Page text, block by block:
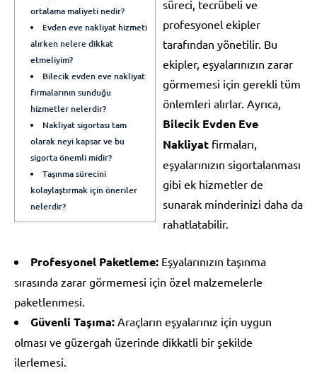
ortalama maliyeti nedir?
Evden eve nakliyat hizmeti
alırken nelere dikkat
etmeliyim?
Bilecik evden eve nakliyat
firmalarının sunduğu
hizmetler nelerdir?
Nakliyat sigortası tam
olarak neyi kapsar ve bu
sigorta önemli midir?
Taşınma sürecini
kolaylaştırmak için öneriler
nelerdir?
süreci, tecrübeli ve
profesyonel ekipler
tarafından yönetilir. Bu
ekipler, eşyalarınızın zarar
görmemesi için gerekli tüm
önlemleri alırlar. Ayrıca,
Bilecik Evden Eve
Nakliyat firmaları,
eşyalarınızın sigortalanması
gibi ek hizmetler de
sunarak minderinizi daha da
rahatlatabilir.
Profesyonel Paketleme: Eşyalarınızın taşınma
sırasında zarar görmemesi için özel malzemelerle
paketlenmesi.
Güvenli Taşıma: Araçların eşyalarınız için uygun
olması ve güzergah üzerinde dikkatli bir şekilde
ilerlemesi.